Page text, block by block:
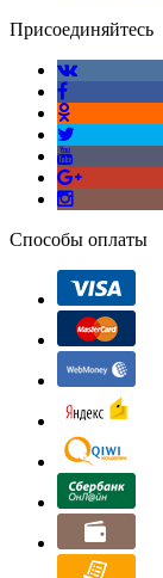
Присоединяйтесь
Способы оплаты